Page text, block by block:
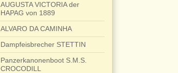
AUGUSTA VICTORIA der
HAPAG von 1889
ALVARO DA CAMINHA
Dampfeisbrecher STETTIN
Panzerkanonenboot S.M.S.
CROCODILL